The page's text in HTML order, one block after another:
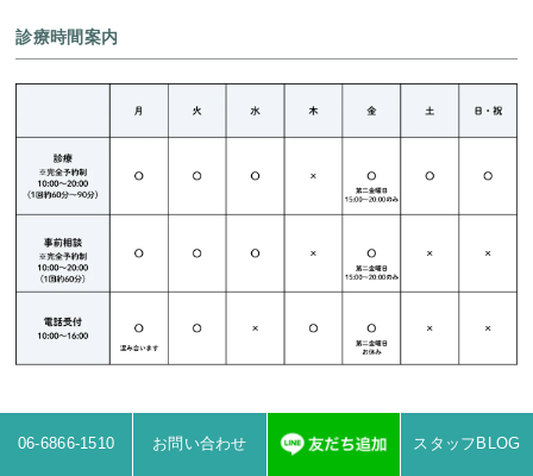
診療時間案内
カウンセリングを初めて予約された方へ
06-6866-1510 お問い合わせ スタッフBLOG